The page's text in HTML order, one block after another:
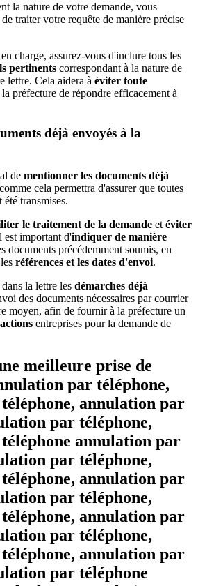
la nature de votre demande, vous
traiter votre requête de manière précise
charge, assurez-vous d'inclure tous les
pertinents correspondant à la nature de
lettre. Cela aidera à éviter toute
préfecture de répondre efficacement à
déjà envoyés à la
de mentionner les documents déjà
cela permettra d'assurer que toutes
été transmises.
le traitement de la demande et éviter
est important d'indiquer de manière
documents précédemment soumis, en
références et les dates d'envoi.
la lettre les démarches déjà
des documents nécessaires par courrier
moyen, afin de fournir à la préfecture un
entreprises pour la demande de
meilleure prise de
par téléphone,
annulation par
par téléphone,
annulation par
par téléphone,
annulation par
par téléphone,
annulation par
par téléphone,
annulation par
par téléphone